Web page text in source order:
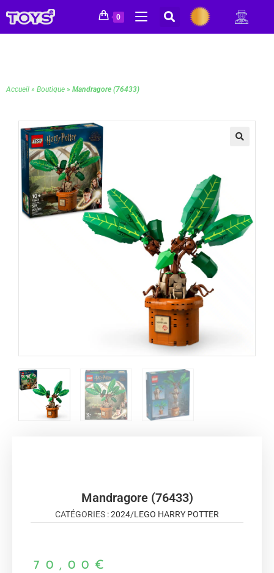
0
Accueil » Boutique » Mandragore (76433)
Mandragore (76433)
CATÉGORIES :2024/LEGO HARRY POTTER
70,00 €